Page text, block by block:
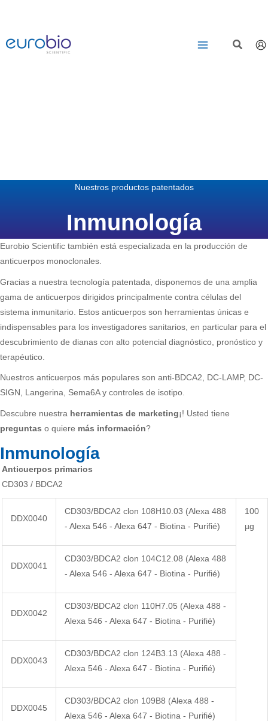
contenido
Nuestros productos patentados
Inmunología
Eurobio Scientific también está especializada en la producción de
anticuerpos monoclonales.
Gracias a nuestra tecnología patentada, disponemos de una amplia
gama de anticuerpos dirigidos principalmente contra células del
sistema inmunitario. Estos anticuerpos son herramientas únicas e
indispensables para los investigadores sanitarios, en particular para el
descubrimiento de dianas con alto potencial diagnóstico, pronóstico y
terapéutico.
Nuestros anticuerpos más populares son anti-BDCA2, DC-LAMP, DC-
SIGN, Langerina, Sema6A y controles de isotipo.
Descubre nuestra herramientas de marketing¡! Usted tiene
preguntas o quiere más información?
Inmunología
Anticuerpos primarios
CD303 / BDCA2
DDX0040
CD303/BDCA2 clon 108H10.03 (Alexa 488
- Alexa 546 - Alexa 647 - Biotina - Purifié)
100
µg
DDX0041
CD303/BDCA2 clon 104C12.08 (Alexa 488
- Alexa 546 - Alexa 647 - Biotina - Purifié)
DDX0042
CD303/BDCA2 clon 110H7.05 (Alexa 488 -
Alexa 546 - Alexa 647 - Biotina - Purifié)
DDX0043
CD303/BDCA2 clon 124B3.13 (Alexa 488 -
Alexa 546 - Alexa 647 - Biotina - Purifié)
DDX0045
CD303/BDCA2 clon 109B8 (Alexa 488 -
Alexa 546 - Alexa 647 - Biotina - Purifié)